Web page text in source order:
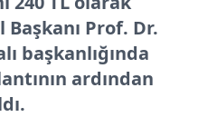
Başkanı Prof. Dr.
başkanlığında
ardından